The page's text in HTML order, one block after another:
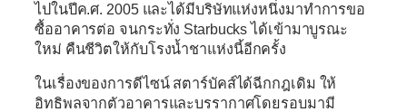
ไปในปีค.ศ. 2005 และได้มีบริษัทแห่งหนึ่งมาทำการขอ
ซื้ออาคารต่อ จนกระทั่ง Starbucks ได้เข้ามาบูรณะ
ใหม่ คืนชีวิตให้กับโรงน้ำชาแห่งนี้อีกครั้ง
ในเรื่องของการดีไซน์ สตาร์บัคส์ได้ฉีกกฎเดิม ให้
อิทธิพลจากตัวอาคารและบรรากาศโดยรอบมามี